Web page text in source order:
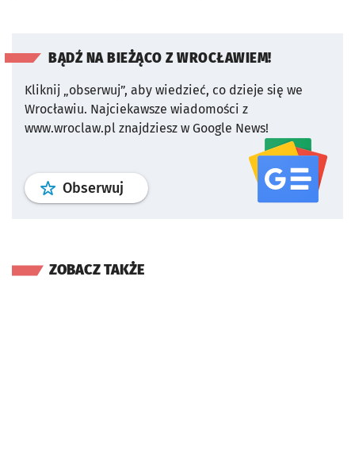
BĄDŹ NA BIEŻĄCO Z WROCŁAWIEM!
Kliknij „obserwuj”, aby wiedzieć, co dzieje się we
Wrocławiu. Najciekawsze wiadomości z
www.wroclaw.pl znajdziesz w Google News!
Obserwuj profil serwisu
ZOBACZ TAKŻE